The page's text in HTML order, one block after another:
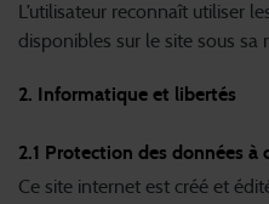
L’utilisateur reconnaît utiliser
disponibles sur le site sous sa
2. Informatique et libertés
2.1 Protection des données à
Ce site internet est créé et